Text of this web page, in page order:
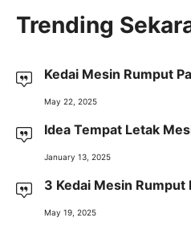
Trending
Kedai Mesin Rumput
May 22, 2025
Idea Tempat Letak
January 13, 2025
3 Kedai Mesin
May 19, 2025